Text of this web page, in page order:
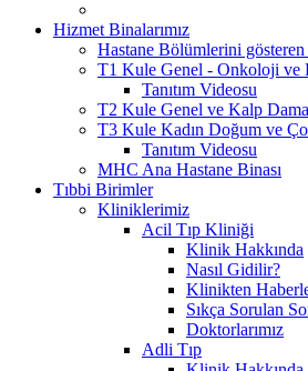
Hizmet Binalarımız
Hastane Bölümlerini
T1 Kule Genel - Onkoloji ve
Tanıtım Videosu
T2 Kule Genel ve Kalp
T3 Kule Kadın Doğum ve
Tanıtım Videosu
MHC Ana Hastane Binası
Tıbbi Birimler
Kliniklerimiz
Acil Tıp Kliniği
Klinik Hakkında
Nasıl Gidilir?
Klinikten
Sıkça Sorulan
Doktorlarımız
Adli Tıp